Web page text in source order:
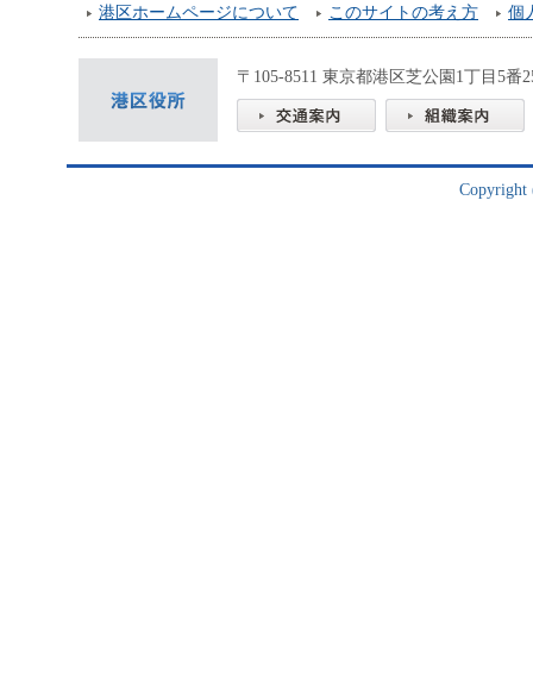
港区ホームページについて このサイトの考え方 個
〒105-8511 東京都港区芝公園1丁目5
Copyright